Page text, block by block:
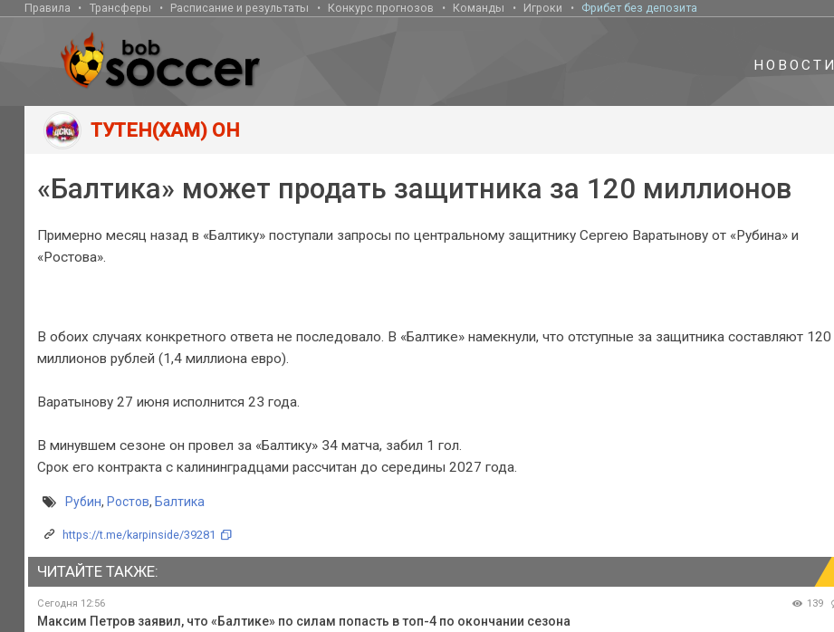
Правила Трансферы Расписание и результаты Конкурс прогнозов Команды Игроки Фрибет без депозита
НОВОСТИ
ТУТЕН(ХАМ) ОН
«Балтика» может продать защитника за 120 миллионов
Примерно месяц назад в «Балтику» поступали запросы по центральному защитнику Сергею Варатынову от «Рубина» и
«Ростова».
В обоих случаях конкретного ответа не последовало. В «Балтике» намекнули, что отступные за защитника составляют 120
миллионов рублей (1,4 миллиона евро).
Варатынову 27 июня исполнится 23 года.
В минувшем сезоне он провел за «Балтику» 34 матча, забил 1 гол.
Срок его контракта с калининградцами рассчитан до середины 2027 года.
Рубин, Ростов, Балтика
https://t.me/karpinside/39281
ЧИТАЙТЕ ТАКЖЕ:
Сегодня 12:56 139
Максим Петров заявил, что «Балтике» по силам попасть в топ-4 по окончании сезона